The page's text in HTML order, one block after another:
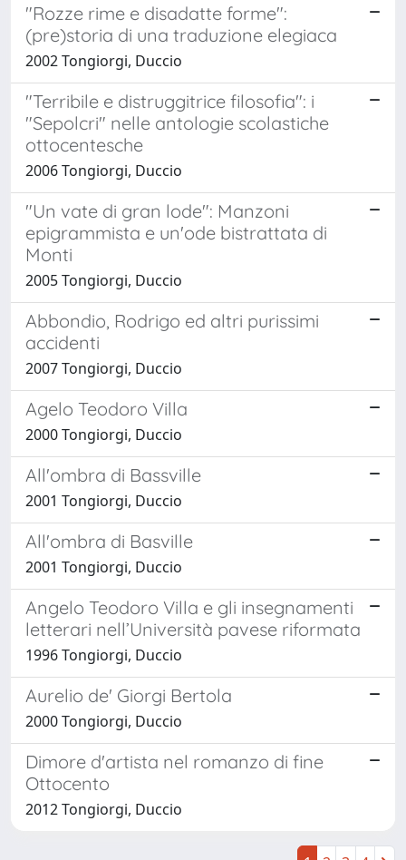
"Rozze rime e disadatte forme":
(pre)storia di una traduzione elegiaca
2002 Tongiorgi, Duccio
"Terribile e distruggitrice filosofia": i
"Sepolcri" nelle antologie scolastiche
ottocentesche
2006 Tongiorgi, Duccio
"Un vate di gran lode": Manzoni
epigrammista e un'ode bistrattata di
Monti
2005 Tongiorgi, Duccio
Abbondio, Rodrigo ed altri purissimi
accidenti
2007 Tongiorgi, Duccio
Agelo Teodoro Villa
2000 Tongiorgi, Duccio
All'ombra di Bassville
2001 Tongiorgi, Duccio
All'ombra di Basville
2001 Tongiorgi, Duccio
Angelo Teodoro Villa e gli insegnamenti
letterari nell’Università pavese riformata
1996 Tongiorgi, Duccio
Aurelio de' Giorgi Bertola
2000 Tongiorgi, Duccio
Dimore d'artista nel romanzo di fine
Ottocento
2012 Tongiorgi, Duccio